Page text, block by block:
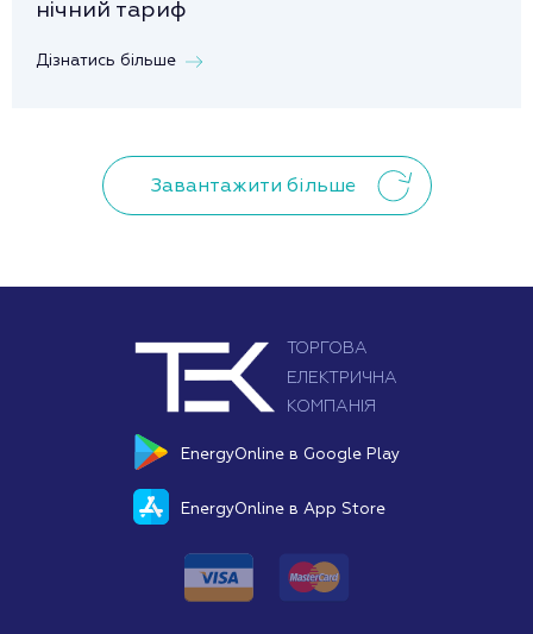
нічний тариф
Дізнатись більше
Завантажити більше
EnergyOnline в Google Play
EnergyOnline в App Store